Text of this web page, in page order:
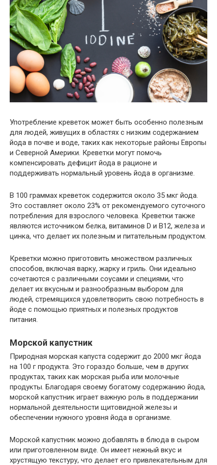
Употребление креветок может быть особенно полезным
для людей, живущих в областях с низким содержанием
йода в почве и воде, таких как некоторые районы Европы
и Северной Америки. Креветки могут помочь
компенсировать дефицит йода в рационе и
поддерживать нормальный уровень йода в организме.
В 100 граммах креветок содержится около 35 мкг йода.
Это составляет около 23% от рекомендуемого суточного
потребления для взрослого человека. Креветки также
являются источником белка, витаминов D и B12, железа и
цинка, что делает их полезным и питательным продуктом.
Креветки можно приготовить множеством различных
способов, включая варку, жарку и гриль. Они идеально
сочетаются с различными соусами и специями, что
делает их вкусным и разнообразным выбором для
людей, стремящихся удовлетворить свою потребность в
йоде с помощью приятных и полезных продуктов
питания.
Морской капустник
Природная морская капуста содержит до 2000 мкг йода ​​
на 100 г продукта. Это гораздо больше, чем в других
продуктах, таких как морская рыба или молочные
продукты. Благодаря своему богатому содержанию йода,
морской капустник играет важную роль в поддержании
нормальной деятельности щитовидной железы и
обеспечении нужного уровня йода в организме.
Морской капустник можно добавлять в блюда в сыром
или приготовленном виде. Он имеет нежный вкус и
хрустящую текстуру, что делает его привлекательным для